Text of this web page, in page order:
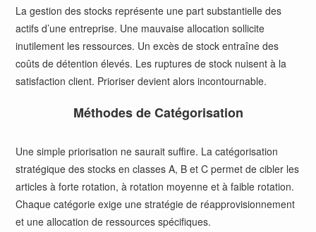
La gestion des stocks représente une part substantielle des
actifs d’une entreprise. Une mauvaise allocation sollicite
inutilement les ressources. Un excès de stock entraîne des
coûts de détention élevés. Les ruptures de stock nuisent à la
satisfaction client. Prioriser devient alors incontournable.
Méthodes de Catégorisation
Une simple priorisation ne saurait suffire. La catégorisation
stratégique des stocks en classes A, B et C permet de cibler les
articles à forte rotation, à rotation moyenne et à faible rotation.
Chaque catégorie exige une stratégie de réapprovisionnement
et une allocation de ressources spécifiques.